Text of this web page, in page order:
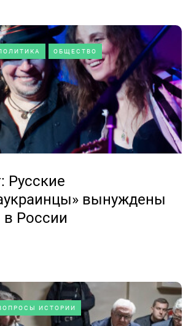
ОБЩЕСТВО
Русские
вынуждены
России
ИСТОРИИ